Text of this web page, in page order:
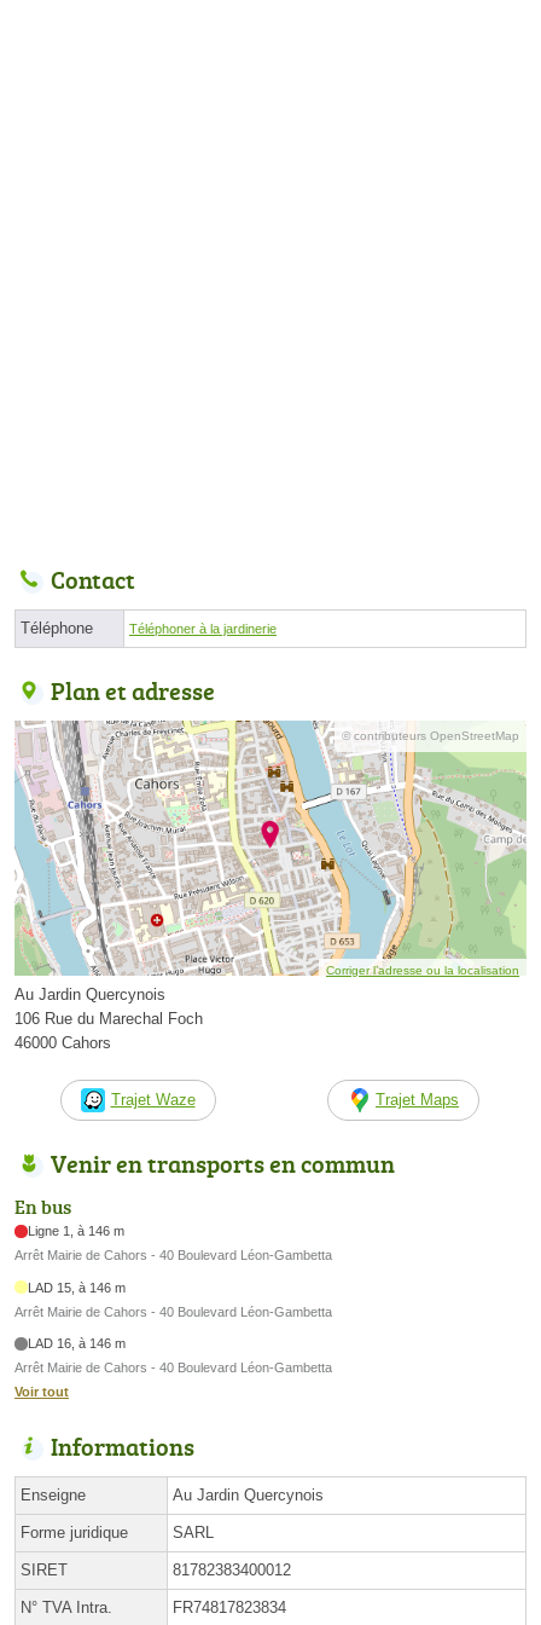
Contact
Téléphone Téléphoner à la jardinerie
Plan et adresse
© contributeurs OpenStreetMap
Corriger l’adresse ou la localisation
Au Jardin Quercynois
106 Rue du Marechal Foch
46000 Cahors
Trajet Waze Trajet Maps
Venir en transports en commun
En bus
Ligne 1, à 146 m
Arrêt Mairie de Cahors - 40 Boulevard Léon-Gambetta
LAD 15, à 146 m
Arrêt Mairie de Cahors - 40 Boulevard Léon-Gambetta
LAD 16, à 146 m
Arrêt Mairie de Cahors - 40 Boulevard Léon-Gambetta
Voir tout
Informations
Enseigne Au Jardin Quercynois
Forme juridique SARL
SIRET 81782383400012
N° TVA Intra. FR74817823834